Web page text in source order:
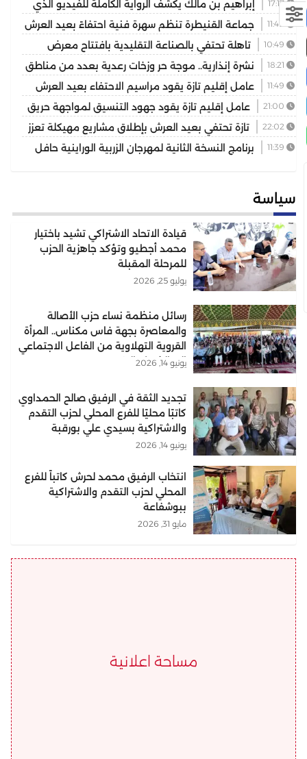
17:17
إبراهيم بن مالك يكشف الرواية الكاملة للفيديو الذي
أشعل مواقع التواصل
11:49
جماعة القنيطرة تنظم سهرة فنية احتفاءً بعيد العرش
المجيد
تاهلة تحتفي بالصناعة التقليدية بافتتاح معرض
للمنتوجات المحلية بمشاركة عارضين من مختلف جهات المملكة
نشرة إنذارية.. موجة حر وزخات رعدية بعدد من مناطق
المملكة عامل إقليم تازة يقود مراسيم الاحتفاء بعيد العرش
ويكرم موظفين بتوشيحات ملكية
عامل إقليم تازة يقود جهود التنسيق لمواجهة حريق
غابوي بتغزراتينتازة تحتفي بعيد العرش بإطلاق مشاريع مهيكلة تعزز
التنمية المجاليةبرنامج النسخة الثانية لمهرجان الزربية الوراينية حافل
سياسة
قيادة الاتحاد الاشتراكي تشيد باختيار
محمد أجطيو وتؤكد جاهزية الحزب
للمرحلة المقبلة
يوليو 25, 2026
رسائل منظمة نساء حزب الأصالة
والمعاصرة بجهة فاس مكناس.. المرأة
القروية التهلاوية من الفاعل الاجتماعي
إلى الشريك التنموي..
يونيو 14, 2026
تجديد الثقة في الرفيق صالح الحمداوي
كاتبًا محليًا للفرع المحلي لحزب التقدم
والاشتراكية بسيدي علي بورقبة
يونيو 14, 2026
انتخاب الرفيق محمد لحرش كاتباً للفرع
المحلي لحزب التقدم والاشتراكية
ببوشفاعة
مايو 31, 2026
مساحة اعلانية